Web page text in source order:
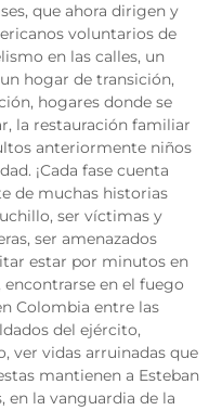
que ahora dirigen y
voluntarios de
en las calles, un
hogar de transición,
hogares donde se
la restauración familiar
anteriormente niños
¡Cada fase cuenta
de muchas historias
ser víctimas y
ser amenazados
estar por minutos en
en el fuego
Colombia entre las
del ejército,
ver vidas arruinadas que
mantienen a Esteban
en la vanguardia de la